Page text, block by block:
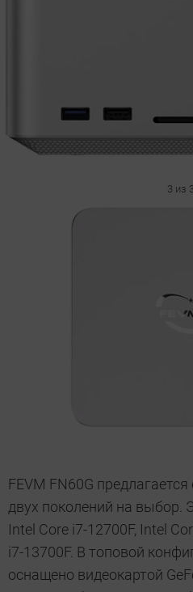
3 из 3
FEVM FN60G
двух поколений на выбор.
Intel Core i7-12700F, Intel
i7-13700F. В топовой
оснащено видеокартой